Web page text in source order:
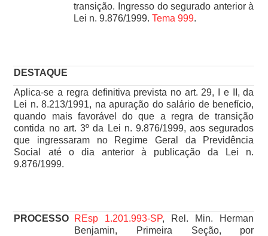
transição. Ingresso do segurado anterior à
Lei n. 9.876/1999.Tema 999.
DESTAQUE
Aplica-se a regra definitiva prevista no art. 29, I e II, da
Lei n. 8.213/1991, na apuração do salário de benefício,
quando mais favorável do que a regra de transição
contida no art. 3º da Lei n. 9.876/1999, aos segurados
que ingressaram no Regime Geral da Previdência
Social até o dia anterior à publicação da Lei n.
9.876/1999.
PROCESSO REsp 1.201.993-SP, Rel. Min. Herman
Benjamin, Primeira Seção, por